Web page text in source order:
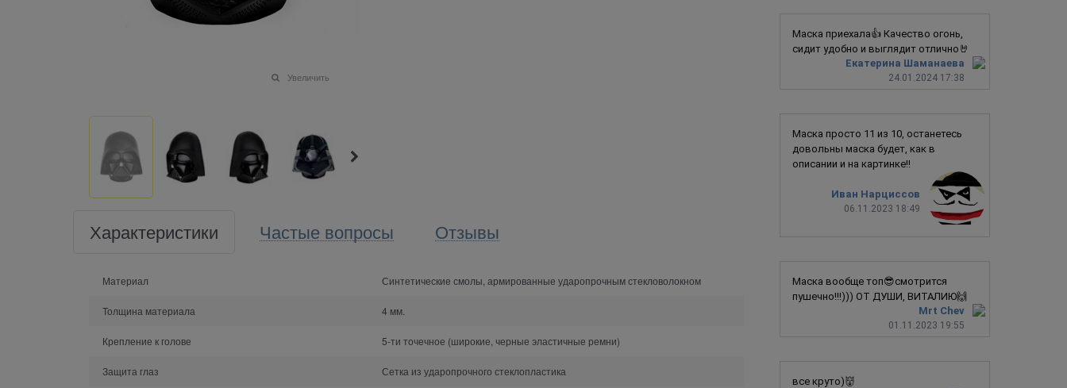
Увеличить
Характеристики Частые вопросы Отзывы
Материал Синтетические смолы, армированные ударопрочным стекловолокном
Толщина материала 4 мм.
Крепление к голове 5-ти точечное (широкие, черные эластичные ремни)
Защита глаз Сетка из ударопрочного стеклопластика
Екатерина Шаманаева
24.01.2024 17:38
Маска приехала👍 Качество огонь,
сидит удобно и выглядит отлично🤘
Иван Нарциссов
06.11.2023 18:49
Маска просто 11 из 10, останетесь
довольны маска будет, как в
описании и на картинке!!
Mrt Chev
01.11.2023 19:55
Маска вообще топ😎смотрится
пушечно!!!))) ОТ ДУШИ, ВИТАЛИЮ🙌
все круто)👹